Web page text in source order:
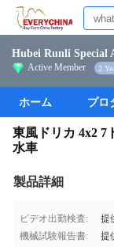
Hubei Runli Special
Active Member 2
ホーム プロ
東風ドリカ 4x2 7
水車
製品詳細
ビデオ出勤検査:
提
機械試験報告書:
提